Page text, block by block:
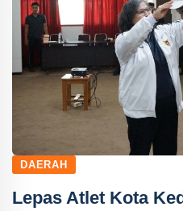
DAERAH
Lepas Atlet Kota